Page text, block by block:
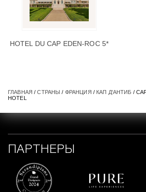
HOTEL DU CAP EDEN-ROC 5*
ГЛАВНАЯ /СТРАНЫ / ФРАНЦИЯ / КАП Д'АНТИБ /
HOTEL
ПАРТНЕРЫ